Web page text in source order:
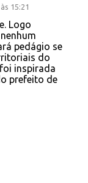
15:21
Logo
pedágio se
do
inspirada
prefeito de